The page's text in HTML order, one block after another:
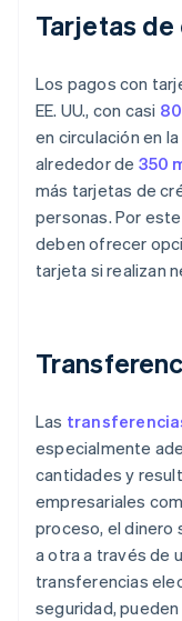
Tarjetas
Los pagos con
EE. UU., con casi
en circulación en
alrededor de 350
más tarjetas de
personas. Por
deben ofrecer
tarjeta si realizan
Las
especialmente
cantidades y
empresariales
proceso, el dinero
a otra a través de
transferencias
seguridad,